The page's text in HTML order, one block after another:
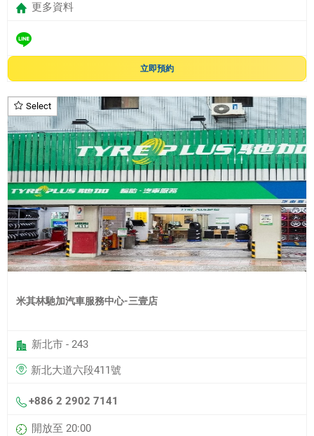
更多資料
立即預約
Select
米其林馳加汽車服務中心-三壹店
新北市 - 243
新北大道六段411號
+886 2 2902 7141
開放至 20:00